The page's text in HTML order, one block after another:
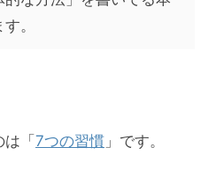
。
「 7つの習慣 」です。